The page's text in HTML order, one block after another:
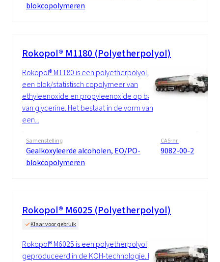
blokcopolymeren
Rokopol® M1180 (Polyetherpolyol)
Rokopol® M1180 is een polyetherpolyol,
een blok/statistisch copolymeer van
ethyleenoxide en propyleenoxide op basis
van glycerine. Het bestaat in de vorm van
een...
Samenstelling
Gealkoxyleerde alcoholen, EO/PO-
blokcopolymeren
CAS-nr.
9082-00-2
Rokopol® M6025 (Polyetherpolyol)
Klaar voor gebruik
Rokopol® M6025 is een polyetherpolyol
geproduceerd in de KOH-technologie. Het